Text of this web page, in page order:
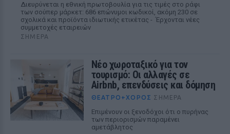
Διευρύνεται η εθνική πρωτοβουλία για τις τιμές στο ράφι
των σούπερ μάρκετ: 686 επώνυμοι κωδικοί, ακόμη 230 σε
σχολικά και προϊόντα ιδιωτικής ετικέτας - Έρχονται νέες
συμμετοχές εταιρειών
ΣΉΜΕΡΑ
Νέο χωροταξικό για τον
τουρισμό: Οι αλλαγές σε
Airbnb, επενδύσεις και δόμηση
ΘΈΑΤΡΟ+ΧΟΡΌΣ ΣΉΜΕΡΑ
Επιμένουν οι ξενοδόχοι ότι ο πυρήνας
των περιορισμών παραμένει
αμετάβλητος